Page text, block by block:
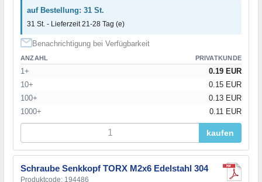
auf Bestellung: 31 St.
31 St. - Lieferzeit 21-28 Tag (e)
Benachrichtigung bei Verfügbarkeit
ANZAHL PRIVATKUNDE
1+
0.19 EUR
10+
0.15 EUR
100+
0.13 EUR
1000+
0.11 EUR
kaufen
Schraube Senkkopf TORX M2x6 Edelstahl 304
Produktcode: 194486